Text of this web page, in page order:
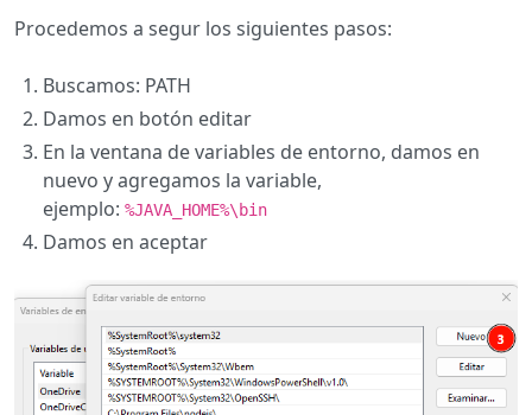
Procedemos a segur los siguientes pasos:
Buscamos: PATH
Damos en botón editar
En la ventana de variables de entorno, damos en
nuevo y agregamos la variable,
ejemplo: %JAVA_HOME%\bin
Damos en aceptar